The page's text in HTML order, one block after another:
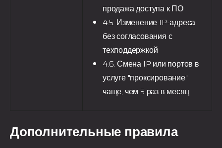
продажа доступа к ПО
4.5. Изменение IP-адреса
без согласования с
техподдержкой
4.6. Смена IP или портов в
услуге "проксирование"
чаще, чем 5 раз в месяц
Дополнительные правила